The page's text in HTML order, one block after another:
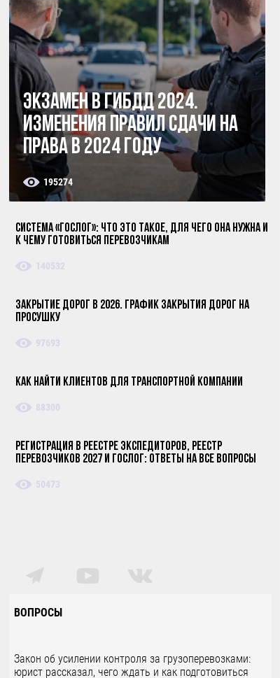
Экзамен в ГИБДД 2024.
Изменения правил сдачи на
права в 2024 году
195274
Система «ГосЛог»: что это такое, для чего она нужна и
к чему готовиться перевозчикам
140532
Закрытие дорог в 2026. График закрытия дорог на
просушку
97693
Как найти клиентов для транспортной компании
88300
Регистрация в реестре экспедиторов, реестр
перевозчиков 2027 и ГосЛог: ответы на все вопросы
50473
ВОПРОСЫ
Закон об усилении контроля за грузоперевозками:
юрист рассказал, чего ждать и как подготовиться